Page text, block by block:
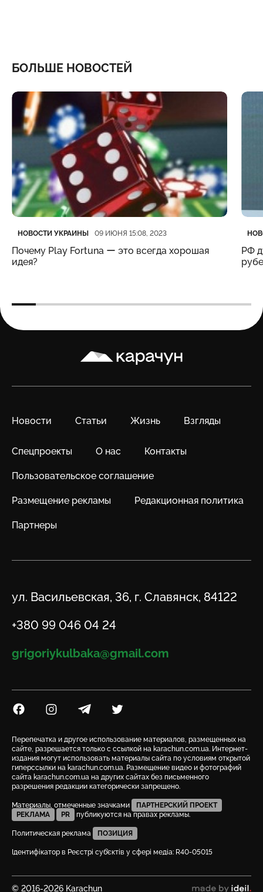
БОЛЬШЕ НОВОСТЕЙ
Категория
НОВОСТИ УКРАИНЫ
Дата публикации 09 ИЮНЯ 15:08, 2023
Почему Play Fortuna ー это всегда хорошая
идея?
РФ
Карачун
Новости Статьи Жизнь Взгляды
Спецпроекты О нас Контакты
Пользовательское соглашение
Размещение рекламы Редакционная политика
Партнеры
Адрес
ул. Васильевская, 36, г. Славянск, 84122
Телефон
+380 99 046 04 24
Email
grigoriykulbaka@gmail.com
Посилання на Facebook
Посилання на Instagram
Посилання на Telegram
Посилання на Twitter
Перепечатка и другое использование материалов, размещенных на
сайте, разрешается только с ссылкой на karachun.com.ua. Интернет-
издания могут использовать материалы сайта по условиям открытой
гиперссылки на karachun.com.ua. Размещение видео и фотографий
сайта karachun.com.ua на других сайтах без письменного
разрешения редакции категорически запрещено.
Материалы, отмеченные значками
ПАРТНЕРСКИЙ ПРОЕКТ
РЕКЛАМА
PR публикуются на правах рекламы.
Политическая реклама ПОЗИЦИЯ
Ідентифікатор в Реєстрі суб’єктів у сфері медіа: R40-05015
© 2016-2026 Karachun сделано в ideil.